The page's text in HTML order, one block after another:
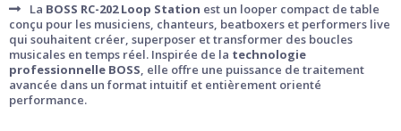
La BOSS RC-202 Loop Station est un looper compact de table
conçu pour les musiciens, chanteurs, beatboxers et performers live
qui souhaitent créer, superposer et transformer des boucles
musicales en temps réel. Inspirée de la technologie
professionnelle BOSS, elle offre une puissance de traitement
avancée dans un format intuitif et entièrement orienté
performance.